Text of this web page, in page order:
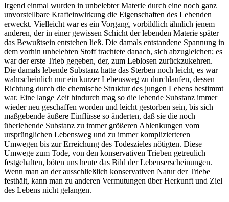
Irgend einmal wurden in unbelebter Materie durch eine noch ganz
unvorstellbare Krafteinwirkung die Eigenschaften des Lebenden
erweckt. Vielleicht war es ein Vorgang, vorbildlich ähnlich jenem
anderen, der in einer gewissen Schicht der lebenden Materie später
das Bewußtsein entstehen ließ. Die damals entstandene Spannung in
dem vorhin unbelebten Stoff trachtete danach, sich abzugleichen; es
war der erste Trieb gegeben, der, zum Leblosen zurückzukehren.
Die damals lebende Substanz hatte das Sterben noch leicht, es war
wahrscheinlich nur ein kurzer Lebensweg zu durchlaufen, dessen
Richtung durch die chemische Struktur des jungen Lebens bestimmt
war. Eine lange Zeit hindurch mag so die lebende Substanz immer
wieder neu geschaffen worden und leicht gestorben sein, bis sich
maßgebende äußere Einflüsse so änderten, daß sie die noch
überlebende Substanz zu immer größeren Ablenkungen vom
ursprünglichen Lebensweg und zu immer komplizierteren
Umwegen bis zur Erreichung des Todeszieles nötigten. Diese
Umwege zum Tode, von den konservativen Trieben getreulich
festgehalten, böten uns heute das Bild der Lebenserscheinungen.
Wenn man an der ausschließlich konservativen Natur der Triebe
festhält, kann man zu anderen Vermutungen über Herkunft und Ziel
des Lebens nicht gelangen.